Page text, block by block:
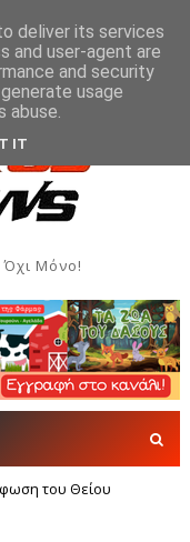
και Θεία Λειτουργία
Όχι Μόνο!
του Θείου
deliver its services
and user-agent are
and security
usage
abuse.
IT